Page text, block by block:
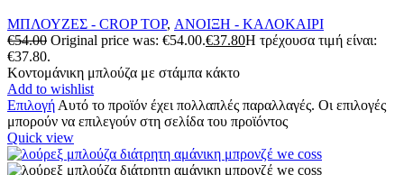
ΜΠΛΟΥΖΕΣ - CROP TOP, ΑΝΟΙΞΗ - ΚΑΛΟΚΑΙΡΙ
€54.00 Original price was: €54.00.€37.80Η τρέχουσα τιμή είναι:
€37.80.
Κοντομάνικη μπλούζα με στάμπα κάκτο
Add to wishlist
ΕπιλογήΑυτό το προϊόν έχει πολλαπλές παραλλαγές. Οι επιλογές
μπορούν να επιλεγούν στη σελίδα του προϊόντος
Quick view